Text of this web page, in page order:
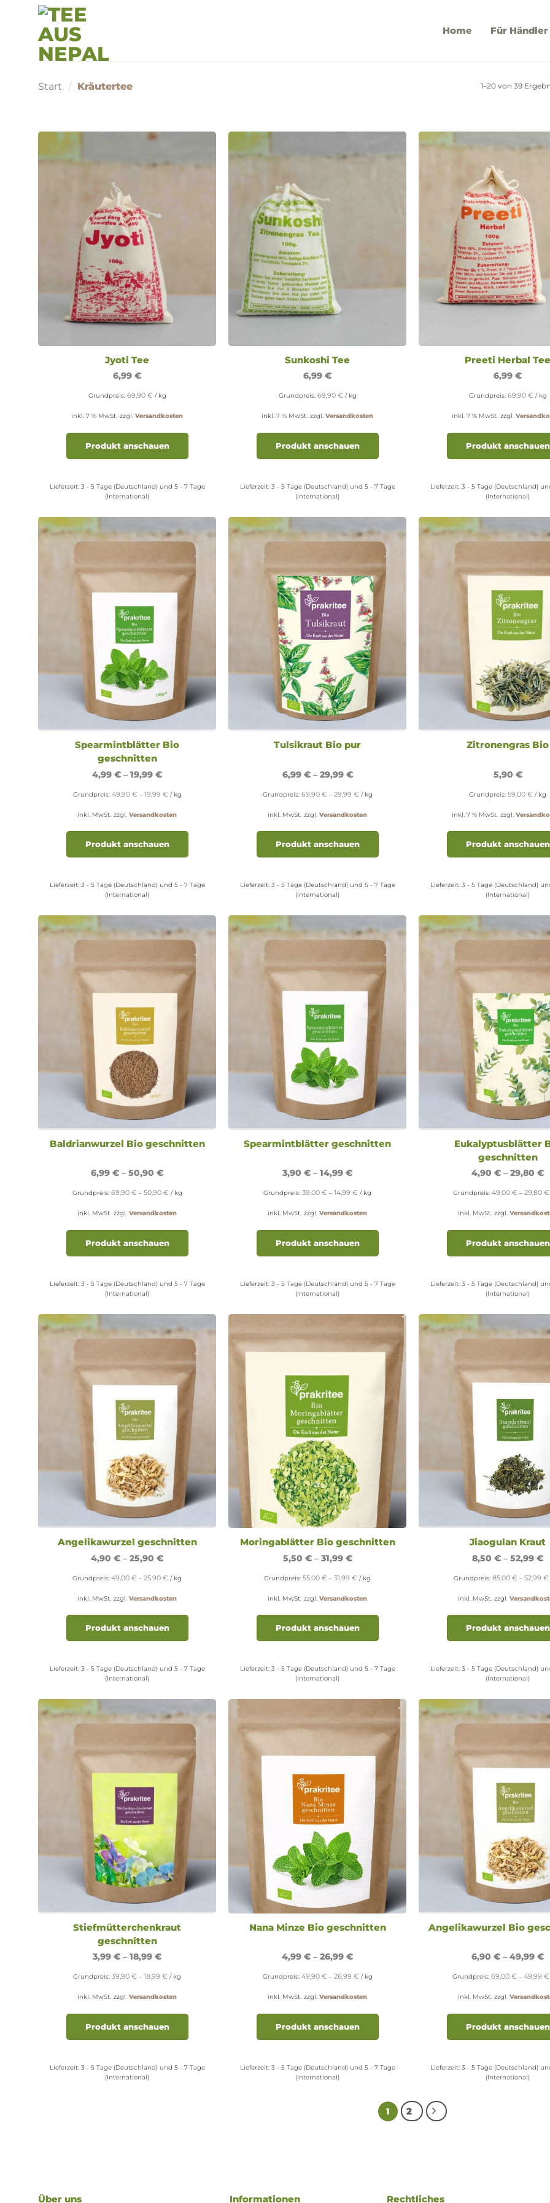
springen
Home Für Händler
Start / Kräutertee 1–20 von 39
Jyoti Tee
6,99 €
Grundpreis: 69,90 € / kg
inkl. 7 % MwSt. zzgl. Versandkosten
Produkt anschauen
Lieferzeit: 3 - 5 Tage (Deutschland) und 5 - 7 Tage
(International)
Sunkoshi Tee
6,99 €
Grundpreis: 69,90 € / kg
inkl. 7 % MwSt. zzgl. Versandkosten
Produkt anschauen
Lieferzeit: 3 - 5 Tage (Deutschland) und 5 - 7 Tage
(International)
Preeti Herbal Tee
6,99 €
Grundpreis: 69,90 € / kg
inkl. 7 % MwSt. zzgl.
Produkt anschauen
Lieferzeit: 3 - 5 Tage (Deutschland)
(International)
Spearmintblätter Bio
geschnitten
4,99 € – 19,99 €
Grundpreis: 49,90 € – 19,99 € / kg
inkl. MwSt. zzgl. Versandkosten
Produkt anschauen
weist
Optionen
können
auf
der
Produktseite
gewählt
werden
Lieferzeit: 3 - 5 Tage (Deutschland) und 5 - 7 Tage
(International)
Tulsikraut Bio pur
6,99 €– 29,99 €
Grundpreis: 69,90 € – 29,99 € / kg
inkl. MwSt. zzgl. Versandkosten
Produkt anschauen
weist
Optionen
können
auf
der
Produktseite
gewählt
werden
Lieferzeit: 3 - 5 Tage (Deutschland) und 5 - 7 Tage
(International)
Zitronengras Bio
5,90 €
Grundpreis: 59,00 € / kg
inkl. 7 % MwSt. zzgl.
Produkt anschauen
Lieferzeit: 3 - 5 Tage (Deutschland)
(International)
Baldrianwurzel Bio geschnitten
6,99 € – 50,90 €
Grundpreis: 69,90 € – 50,90 € / kg
inkl. MwSt. zzgl. Versandkosten
Produkt anschauen
weist
Optionen
können
auf
der
Produktseite
gewählt
werden
Lieferzeit: 3 - 5 Tage (Deutschland) und 5 - 7 Tage
(International)
Spearmintblätter geschnitten
3,90 € – 14,99 €
Grundpreis: 39,00 € – 14,99 € / kg
inkl. MwSt. zzgl. Versandkosten
Produkt anschauen
weist
Optionen
können
auf
der
Produktseite
gewählt
werden
Lieferzeit: 3 - 5 Tage (Deutschland) und 5 - 7 Tage
(International)
Eukalyptusblätter
geschnitten
4,90 € – 29,80 €
Grundpreis: 49,00 € – 29,80 €
inkl. MwSt. zzgl.
Produkt anschauen
Lieferzeit: 3 - 5 Tage (Deutschland)
(International)
Angelikawurzel geschnitten
4,90 € – 25,90 €
Grundpreis: 49,00 € – 25,90 € / kg
inkl. MwSt. zzgl. Versandkosten
Produkt anschauen
weist
Optionen
können
auf
der
Produktseite
gewählt
werden
Lieferzeit: 3 - 5 Tage (Deutschland) und 5 - 7 Tage
(International)
Moringablätter Bio geschnitten
5,50 €– 31,99 €
Grundpreis: 55,00 € – 31,99 € / kg
inkl. MwSt. zzgl. Versandkosten
Produkt anschauen
weist
Optionen
können
der
Produktseite
gewählt
werden
Lieferzeit: 3 - 5 Tage (Deutschland) und 5 - 7 Tage
(International)
Jiaogulan Kraut
8,50 € – 52,99 €
Grundpreis: 85,00 € – 52,99 €
inkl. MwSt. zzgl.
Produkt anschauen
Lieferzeit: 3 - 5 Tage (Deutschland)
(International)
Stiefmütterchenkraut
geschnitten
3,99 € – 18,99 €
Grundpreis: 39,90 € – 18,99 € / kg
inkl. MwSt. zzgl. Versandkosten
Produkt anschauen
weist
Lieferzeit: 3 - 5 Tage (Deutschland) und 5 - 7 Tage
(International)
Nana Minze Bio geschnitten
4,99 € – 26,99 €
Grundpreis: 49,90 € – 26,99 € / kg
inkl. MwSt. zzgl. Versandkosten
Produkt anschauen
weist
Optionen
können
Lieferzeit: 3 - 5 Tage (Deutschland) und 5 - 7 Tage
(International)
Angelikawurzel Bio
6,90 € – 49,99 €
Grundpreis: 69,00 € – 49,99 €
inkl. MwSt. zzgl.
Produkt anschauen
Lieferzeit: 3 - 5 Tage (Deutschland)
(International)
1 2
Über uns Informationen Rechtliches